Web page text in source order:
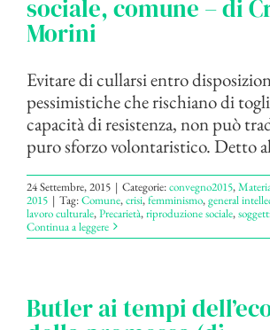
sociale, comune – di
Morini
Evitare di cullarsi entro
pessimistiche che rischiano di
capacità di resistenza, non può
puro sforzo volontaristico. Detto
24 Settembre, 2015 | Categorie:convegno2015,
2015 | Tag:Comune,crisi,femminismo,general
lavoro culturale,Precarietà,riproduzione sociale,
Continua a leggere
Butler ai tempi